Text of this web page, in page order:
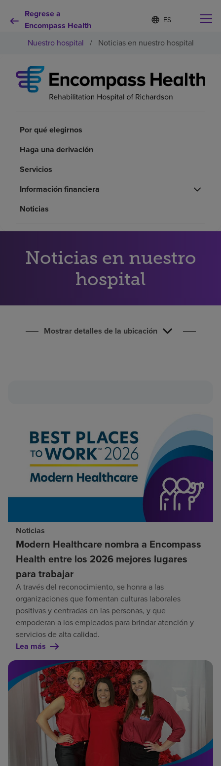
Regrese a
Encompass Health
Lista
de
idiomas
contraída
d
o
s
e
e
Por qué debe elegirnos
Recursos de salud
Inversores
Nuestro hospital / Noticias en nuestro hospital
Por qué elegirnos
Haga una derivación
Servicios
Información financiera
Noticias
Noticias en nuestro
hospital
Mostrar detalles de la ubicación
Noticias
Modern Healthcare nombra a Encompass
Health entre los 2026 mejores lugares
para trabajar
A través del reconocimiento, se honra a las
organizaciones que fomentan culturas laborales
positivas y centradas en las personas, y que
empoderan a los empleados para brindar atención y
servicios de alta calidad.
Lea más